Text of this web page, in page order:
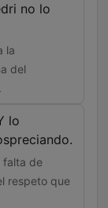
no lo
la
del
lo
falta de
respeto que